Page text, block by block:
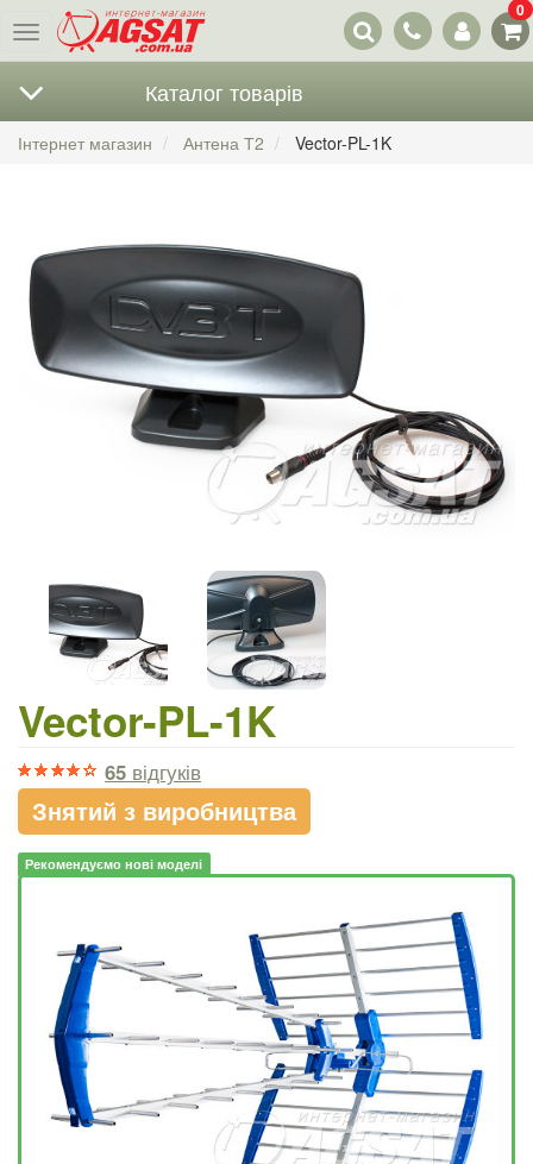
Меню
Наші
контакти
0
Каталог товарів
Інтернет магазин Антена Т2 Vector-PL-1K
Vector-PL-1K
65 відгуків
Знятий з виробництва
Рекомендуємо нові моделі